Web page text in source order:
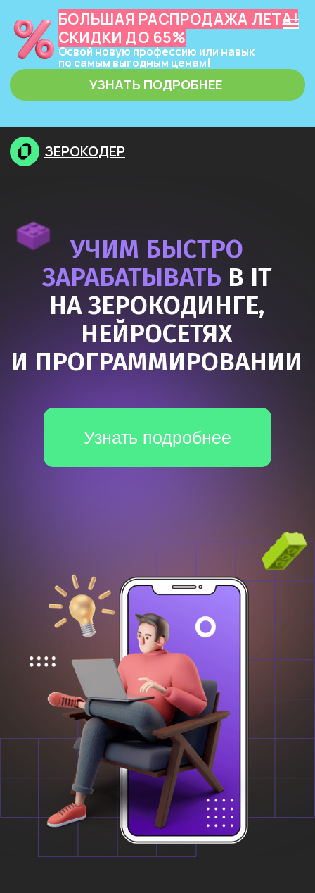
БОЛЬШАЯ РАСПРОДАЖА ЛЕТА!
СКИДКИ ДО 65%
Освой новую профессию или навык
по самым выгодным ценам!
УЗНАТЬ ПОДРОБНЕЕ
НА ЗЕРОКОДИНГЕ,
НЕЙРОСЕТЯХ
И ПРОГРАММИРОВАНИИ
Узнать подробнее
*Все иностранные термины и названия сервисов вы можете
найти с расшифровкой внизу страницы.
БЕСПЛАТНЫЕ
МЕРОПРИЯТИЯ
Выберите интересующий вас раздел
IT-профессии 16